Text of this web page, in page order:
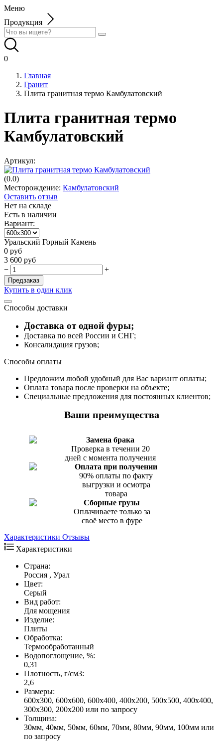
Меню
Продукция
0
Главная
Гранит
Плита гранитная термо Камбулатовский
Плита гранитная термо
Камбулатовский
Артикул:
(0.0)
Месторождение: Камбулатовский
Оставить отзыв
Нет на складе
Есть в наличии
Вариант:
Уральский Горный Камень
0 руб
3 600 руб
−
+
Предзаказ
Купить в один клик
Способы доставки
Доставка от одной фуры;
Доставка по всей России и СНГ;
Консалидация грузов;
Способы оплаты
Предложим любой удобный для Вас вариант оплаты;
Оплата товара после проверки на объекте;
Специальные предложения для постоянных клиентов;
Ваши преимущества
Замена брака
Проверка в течении 20
дней с момента получения
Оплата при получении
90% оплаты по факту
выгрузки и осмотра
товара
Сборные грузы
Оплачиваете только за
своё место в фуре
Характеристики Отзывы
Характеристики
Страна:
Россия , Урал
Цвет:
Серый
Вид работ:
Для мощения
Изделие:
Плиты
Обработка:
Термообработанный
Водопоглощение, %:
0,31
Плотность, г/cм3:
2,6
Размеры:
600х300, 600х600, 600х400, 400х200, 500х500, 400х400,
300х300, 200х200 или по запросу
Толщина:
30мм, 40мм, 50мм, 60мм, 70мм, 80мм, 90мм, 100мм или
по запросу